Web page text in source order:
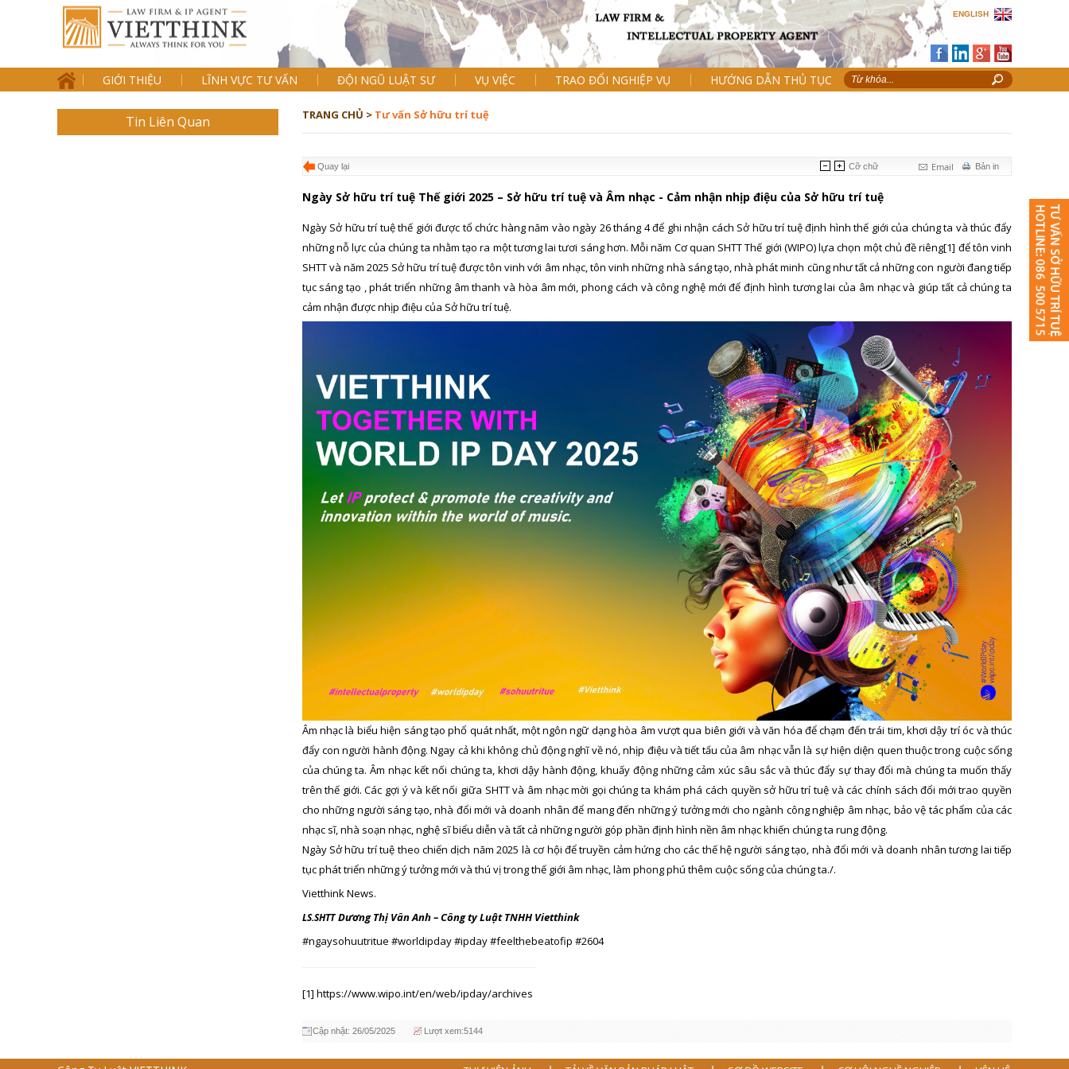
ENGLISH
GIỚI THIỆU LĨNH VỰC TƯ VẤN ĐỘI NGŨ LUẬT SƯ VỤ VIỆC TRAO ĐỔI NGHIỆP VỤ HƯỚNG DẪN THỦ TỤC
Tin Liên Quan TRANG CHỦ > Tư vấn Sở hữu trí tuệ
Quay lại Bản in
Email
Cỡ chữ
Ngày Sở hữu trí tuệ Thế giới 2025 – Sở hữu trí tuệ và Âm nhạc - Cảm nhận nhịp điệu của Sở hữu trí tuệ
Ngày Sở hữu trí tuệ thế giới được tổ chức hàng năm vào ngày 26 tháng 4 để ghi nhận cách Sở hữu trí tuệ định hình thế giới của chúng ta và thúc đẩy
những nỗ lực của chúng ta nhằm tạo ra một tương lai tươi sáng hơn. Mỗi năm Cơ quan SHTT Thế giới (WIPO) lựa chọn một chủ đề riêng[1] để tôn vinh
SHTT và năm 2025 Sở hữu trí tuệ được tôn vinh với âm nhạc, tôn vinh những nhà sáng tạo, nhà phát minh cũng như tất cả những con người đang tiếp
tục sáng tạo , phát triển những âm thanh và hòa âm mới, phong cách và công nghệ mới để định hình tương lai của âm nhạc và giúp tất cả chúng ta
cảm nhận được nhịp điệu của Sở hữu trí tuệ.
Âm nhạc là biểu hiện sáng tạo phổ quát nhất, một ngôn ngữ dạng hòa âm vượt qua biên giới và văn hóa để chạm đến trái tim, khơi dậy trí óc và thúc
đẩy con người hành động. Ngay cả khi không chủ động nghĩ về nó, nhịp điệu và tiết tấu của âm nhạc vẫn là sự hiện diện quen thuộc trong cuộc sống
của chúng ta. Âm nhạc kết nối chúng ta, khơi dậy hành động, khuấy động những cảm xúc sâu sắc và thúc đẩy sự thay đổi mà chúng ta muốn thấy
trên thế giới. Các gợi ý và kết nối giữa SHTT và âm nhạc mời gọi chúng ta khám phá cách quyền sở hữu trí tuệ và các chính sách đổi mới trao quyền
cho những người sáng tạo, nhà đổi mới và doanh nhân để mang đến những ý tưởng mới cho ngành công nghiệp âm nhạc, bảo vệ tác phẩm của các
nhạc sĩ, nhà soạn nhạc, nghệ sĩ biểu diễn và tất cả những người góp phần định hình nền âm nhạc khiến chúng ta rung động.
Ngày Sở hữu trí tuệ theo chiến dịch năm 2025 là cơ hội để truyền cảm hứng cho các thế hệ người sáng tạo, nhà đổi mới và doanh nhân tương lai tiếp
tục phát triển những ý tưởng mới và thú vị trong thế giới âm nhạc, làm phong phú thêm cuộc sống của chúng ta./.
Vietthink News.
LS.SHTT Dương Thị Vân Anh – Công ty Luật TNHH Vietthink
#ngaysohuutritue #worldipday #ipday #feelthebeatofip #2604
[1] https://www.wipo.int/en/web/ipday/archives
Cập nhật: 26/05/2025 Lượt xem:5144